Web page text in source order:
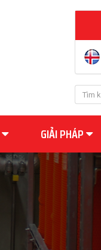
GIẢI PHÁP